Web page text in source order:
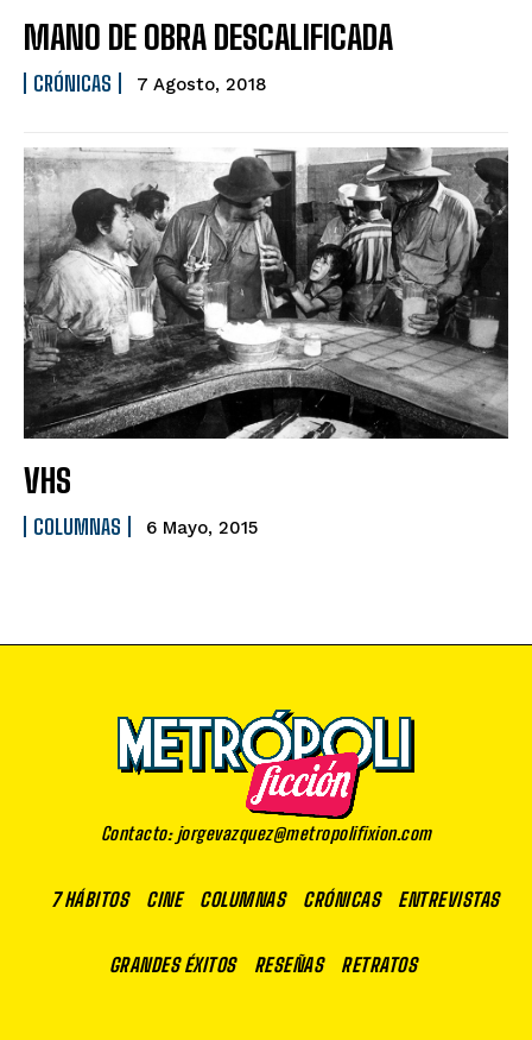
MANO DE OBRA DESCALIFICADA
CRÓNICAS 7 Agosto, 2018
VHS
COLUMNAS 6 Mayo, 2015
Contacto: jorgevazquez@metropolifixion.com
7 HÁBITOS CINE COLUMNAS CRÓNICAS ENTREVISTAS
GRANDES ÉXITOS RESEÑAS RETRATOS